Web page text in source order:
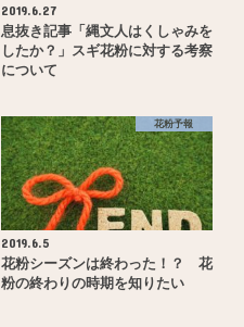
2019.6.27
息抜き記事「縄文人はくしゃみを
したか？」スギ花粉に対する考察
について
花粉予報
2019.6.5
花粉シーズンは終わった！？ 花
粉の終わりの時期を知りたい